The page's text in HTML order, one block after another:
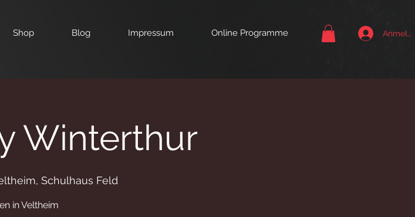
Shop Blog Impressum Online Programme
Winterthur
Schulhaus Feld
in Veltheim